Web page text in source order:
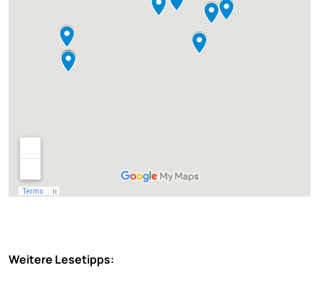
Weitere Lesetipps: